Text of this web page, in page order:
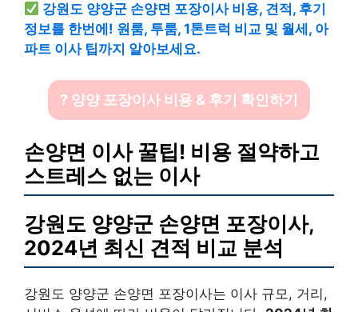
강원도 양양군 손양면 포장이사 비용, 견적, 후기
정보를 한번에! 원룸, 투룸, 1톤트럭 비교 및 월세, 아
파트 이사 팁까지 알아보세요.
? 양양 포장이사 비용 & 후기 확인하기
손양면 이사 꿀팁! 비용 절약하고
스트레스 없는 이사
강원도 양양군 손양면 포장이사,
2024년 최신 견적 비교 분석
강원도 양양군 손양면 포장이사는 이사 규모, 거리,